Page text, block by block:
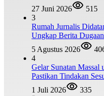
27 Juni 2026
515
3
Rumah Jurnalis
Ungkap Berita
5 Agustus 2026
4
Gelar Sunatan
Pastikan Tindakan
1 Juli 2026
335